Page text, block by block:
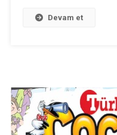
Devam et